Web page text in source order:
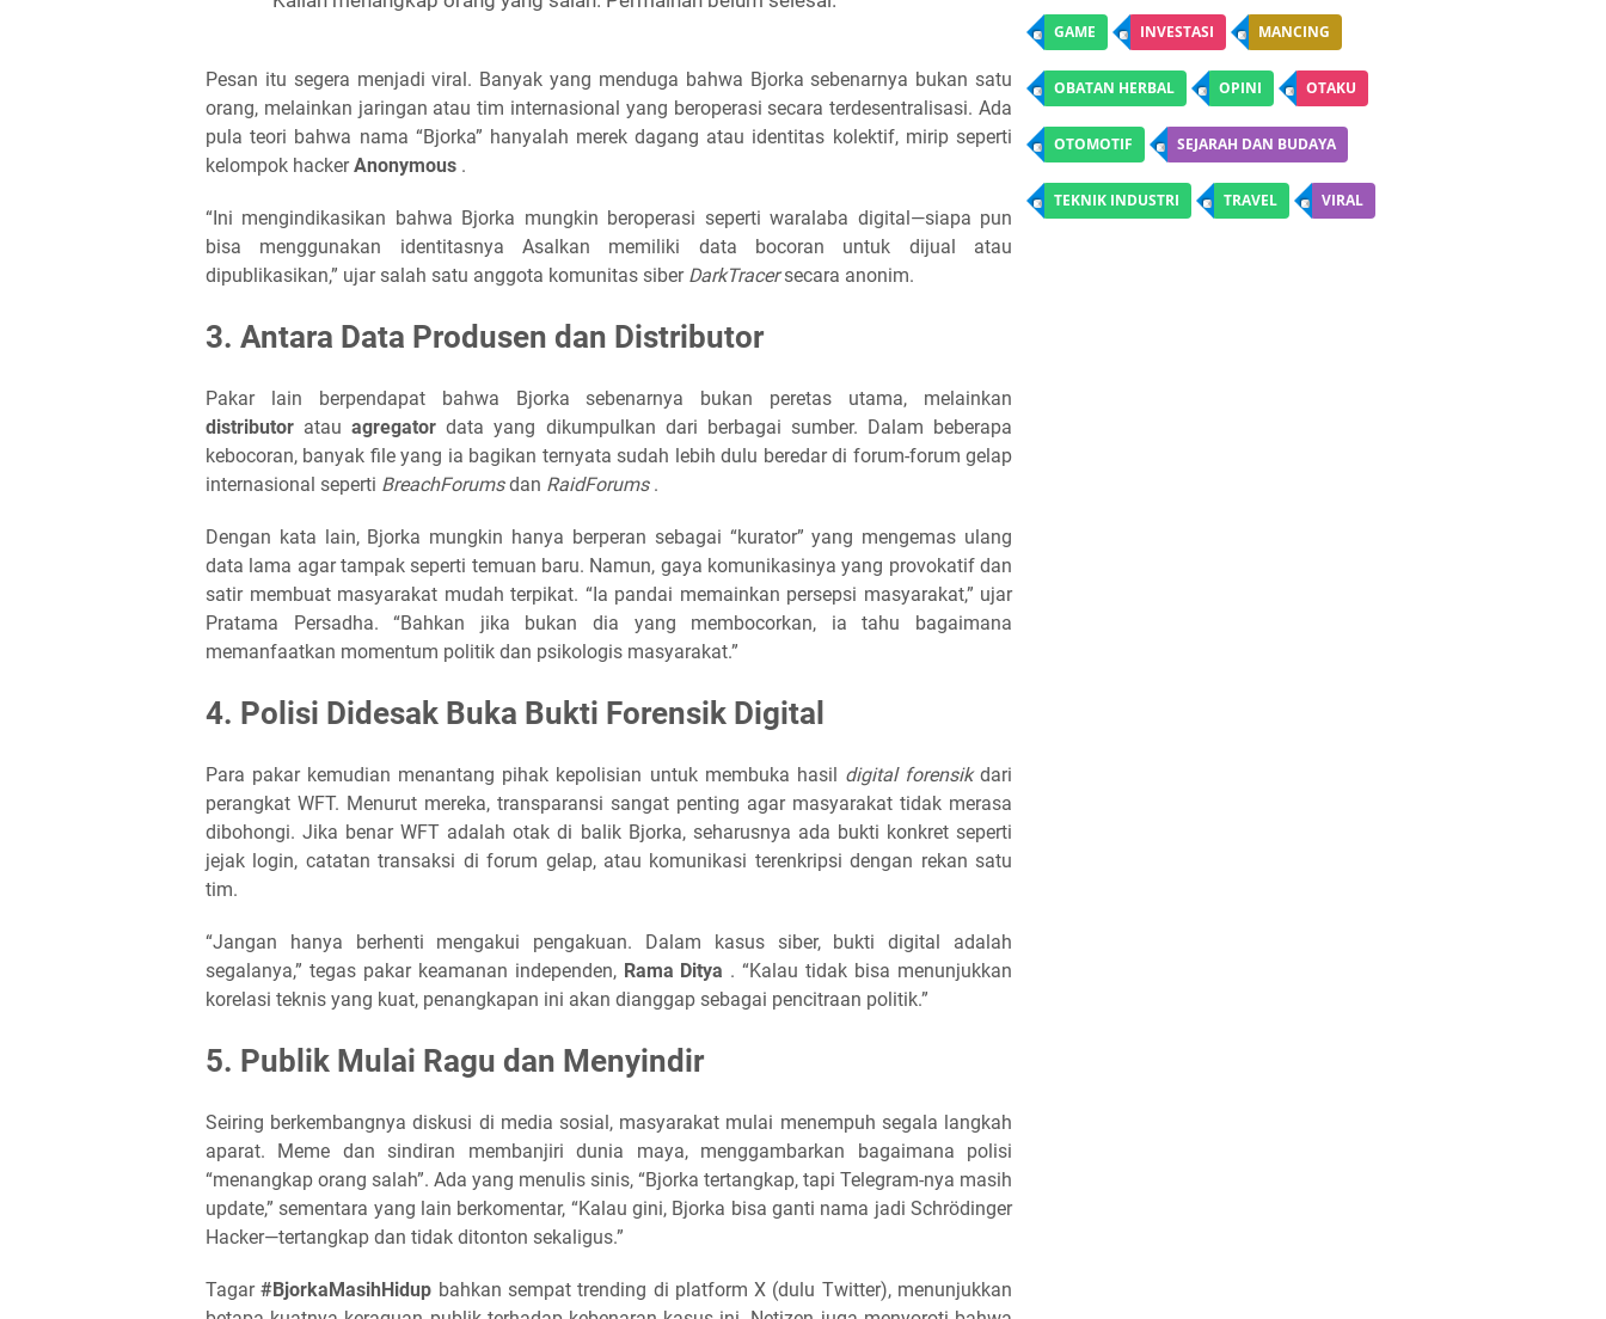
Pesan itu segera menjadi viral. Banyak yang menduga bahwa Bjorka sebenarnya bukan satu
orang, melainkan jaringan atau tim internasional yang beroperasi secara terdesentralisasi. Ada
pula teori bahwa nama “Bjorka” hanyalah merek dagang atau identitas kolektif, mirip seperti
kelompok hackerAnonymous .
“Ini mengindikasikan bahwa Bjorka mungkin beroperasi seperti waralaba digital—siapa pun
bisa menggunakan identitasnya Asalkan memiliki data bocoran untuk dijual atau
dipublikasikan,” ujar salah satu anggota komunitas siber DarkTracersecara anonim.
3. Antara Data Produsen dan Distributor
Pakar lain berpendapat bahwa Bjorka sebenarnya bukan peretas utama, melainkan
distributor atauagregator data yang dikumpulkan dari berbagai sumber. Dalam beberapa
kebocoran, banyak file yang ia bagikan ternyata sudah lebih dulu beredar di forum-forum gelap
internasional seperti BreachForumsdan RaidForums.
Dengan kata lain, Bjorka mungkin hanya berperan sebagai “kurator” yang mengemas ulang
data lama agar tampak seperti temuan baru. Namun, gaya komunikasinya yang provokatif dan
satir membuat masyarakat mudah terpikat. “Ia pandai memainkan persepsi masyarakat,” ujar
Pratama Persadha. “Bahkan jika bukan dia yang membocorkan, ia tahu bagaimana
memanfaatkan momentum politik dan psikologis masyarakat.”
4. Polisi Didesak Buka Bukti Forensik Digital
Para pakar kemudian menantang pihak kepolisian untuk membuka hasil digital forensikdari
perangkat WFT. Menurut mereka, transparansi sangat penting agar masyarakat tidak merasa
dibohongi. Jika benar WFT adalah otak di balik Bjorka, seharusnya ada bukti konkret seperti
jejak login, catatan transaksi di forum gelap, atau komunikasi terenkripsi dengan rekan satu
tim.
“Jangan hanya berhenti mengakui pengakuan. Dalam kasus siber, bukti digital adalah
segalanya,” tegas pakar keamanan independen, Rama Ditya . “Kalau tidak bisa menunjukkan
korelasi teknis yang kuat, penangkapan ini akan dianggap sebagai pencitraan politik.”
5. Publik Mulai Ragu dan Menyindir
Seiring berkembangnya diskusi di media sosial, masyarakat mulai menempuh segala langkah
aparat. Meme dan sindiran membanjiri dunia maya, menggambarkan bagaimana polisi
“menangkap orang salah”. Ada yang menulis sinis, “Bjorka tertangkap, tapi Telegram-nya masih
update,” sementara yang lain berkomentar, “Kalau gini, Bjorka bisa ganti nama jadi Schrödinger
Hacker—tertangkap dan tidak ditonton sekaligus.”
Tagar#BjorkaMasihHidup bahkan sempat trending di platform X (dulu Twitter), menunjukkan
GAME INVESTASI MANCING
OBATAN HERBAL OPINI OTAKU
OTOMOTIF SEJARAH DAN BUDAYA
TEKNIK INDUSTRI TRAVEL VIRAL